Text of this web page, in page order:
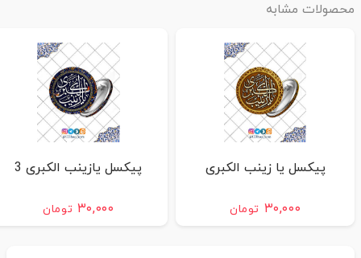
محصولات مشابه
پیکسل یا زینب الکبری
۳۰,۰۰۰ تومان
پیکسل یازینب الکبری 3
۳۰,۰۰۰ تومان